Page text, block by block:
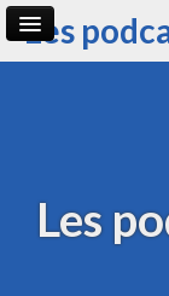
Les
Les